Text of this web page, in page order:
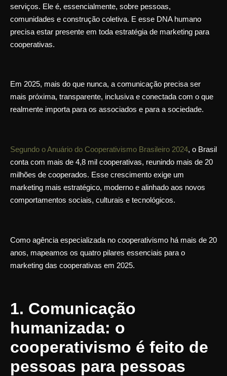
serviços. Ele é, essencialmente, sobre pessoas,
comunidades e construção coletiva. E esse DNA humano
precisa estar presente em toda estratégia de marketing para
cooperativas.
Em 2025, mais do que nunca, a comunicação precisa ser
mais próxima, transparente, inclusiva e conectada com o que
realmente importa para os associados e para a sociedade.
Segundo o Anuário do Cooperativismo Brasileiro 2024, o Brasil
conta com mais de 4,8 mil cooperativas, reunindo mais de 20
milhões de cooperados. Esse crescimento exige um
marketing mais estratégico, moderno e alinhado aos novos
comportamentos sociais, culturais e tecnológicos.
Como agência especializada no cooperativismo há mais de 20
anos, mapeamos os quatro pilares essenciais para o
marketing das cooperativas em 2025.
1. Comunicação
humanizada: o
cooperativismo é feito de
pessoas para pessoas